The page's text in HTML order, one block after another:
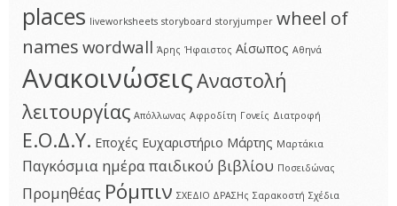
places liveworksheets storyboard storyjumper wheel of
names wordwall Άρης Ήφαιστος Αίσωπος Αθηνά
ΑνακοινώσειςΑναστολή
λειτουργίας Απόλλωνας Αφροδίτη Γονείς Διατροφή
Ε.Ο.Δ.Υ. Εποχές Ευχαριστήριο Μάρτης Μαρτάκια
Παγκόσμια ημέρα παιδικού βιβλίου Ποσειδώνας
Προμηθέας Ρόμπιν ΣΧΕΔΙΟ ΔΡΑΣΗς Σαρακοστή Σχέδια